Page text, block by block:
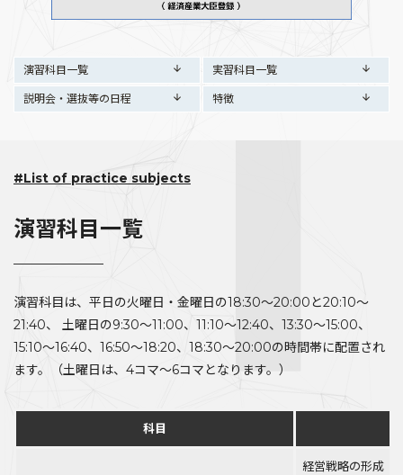
演習科目一覧 実習科目一覧
説明会・選抜等の日程 特徴
#List of practice subjects
演習科目一覧
演習科目は、平日の火曜日・金曜日の18:30～20:00と20:10～
21:40、 土曜日の9:30～11:00、11:10～12:40、13:30～15:00、
15:10～16:40、16:50～18:20、18:30～20:00の時間帯に配置され
ます。（土曜日は、4コマ～6コマとなります。）
科目
経営戦略の形成